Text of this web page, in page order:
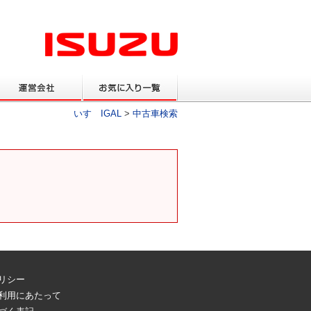
いすゞIGAL > 中古車検索
シー
用にあたって